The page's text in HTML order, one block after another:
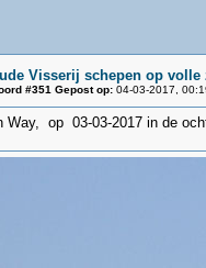
Visserij schepen op volle
#351 Gepost op: 04-03-2017,
Way, op 03-03-2017 in de